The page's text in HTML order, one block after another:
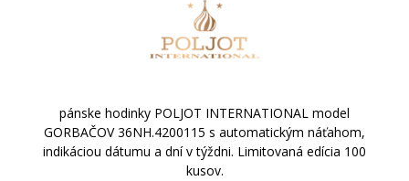
pánske hodinky POLJOT INTERNATIONAL model
GORBAČOV 36NH.4200115 s automatickým náťahom,
indikáciou dátumu a dní v týždni. Limitovaná edícia 100
kusov.